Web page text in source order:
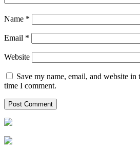
Name *
Email *
Website
Save my name, email, and website
time I comment.